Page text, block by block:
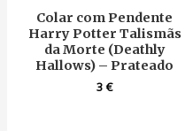
Colar com Pendente
Harry Potter Talismãs
da Morte (Deathly
Hallows) – Prateado
3€